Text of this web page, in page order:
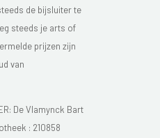
de bijsluiter te
steeds je arts of
prijzen zijn
van
De Vlamynck Bart
: 210858